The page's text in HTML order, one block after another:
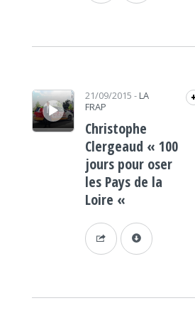
Lecteur audio 21/09/2015 - LA
FRAP
Christophe
Clergeaud « 100
jours pour oser
les Pays de la
Loire «